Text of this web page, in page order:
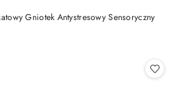
Gniotek Antystresowy Sensoryczny